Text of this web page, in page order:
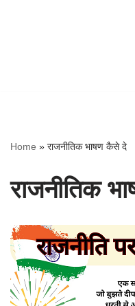
Home » राजनीतिक भाषण कैसे दे
राजनीतिक